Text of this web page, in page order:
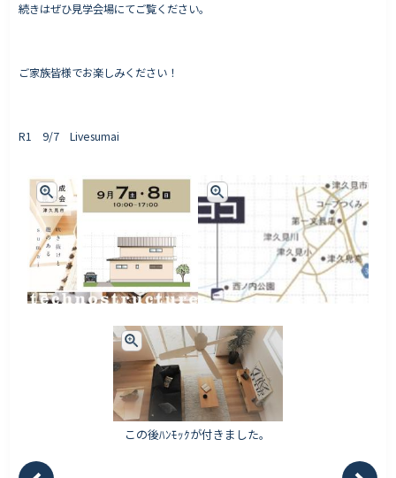
Staff ブログ&News
続きはぜひ見学会場にてご覧ください。
ご家族皆様でお楽しみください！
R1 9/7 Livesumai
この後ﾊﾝﾓｯｸが付きました。